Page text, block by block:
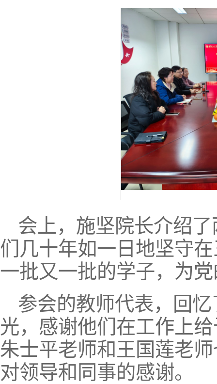
会上，施坚院长介绍
们几十年如一日地坚守
一批又一批的学子，为
参会的教师代表，回
光，感谢他们在工作上
朱士平老师和王国莲老
对领导和同事的感谢。